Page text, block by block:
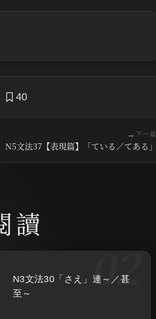
40
下一篇
→
N5文法37【表現篇】「ている／てある」
N3文法30「さえ」連～／甚
至～